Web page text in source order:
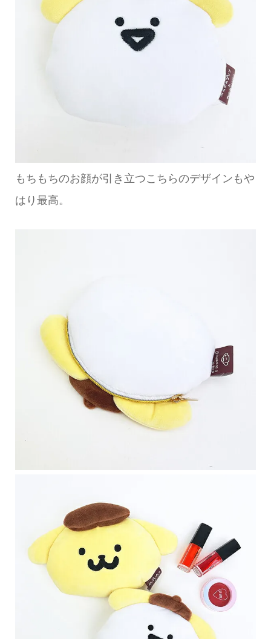
もちもちのお顔が引き立つこちらのデザインもや
はり最高。